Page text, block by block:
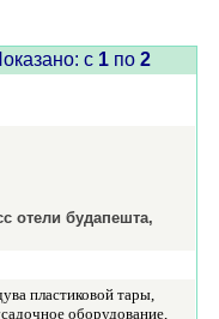
c 1по 2
отели будапешта,
пластиковой тары,
оборудование,